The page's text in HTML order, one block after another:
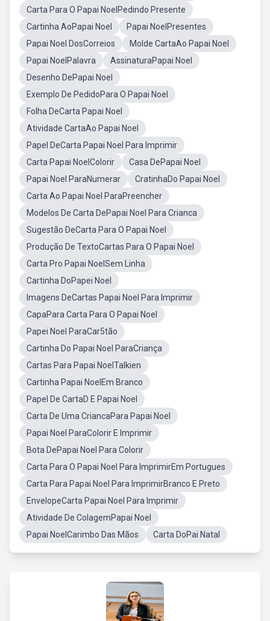
Carta Para O Papai NoelPedindo Presente
Cartinha AoPapai Noel
Papai NoelPresentes
Papai Noel DosCorreios
Molde CartaAo Papai Noel
Papai NoelPalavra
AssinaturaPapai Noel
Desenho DePapai Noel
Exemplo De PedidoPara O Papai Noel
Folha DeCarta Papai Noel
Atividade CartaAo Papai Noel
Papel DeCarta Papai Noel Para Imprimir
Carta Papai NoelColorir
Casa DePapai Noel
Papai Noel ParaNumerar
CratinhaDo Papai Noel
Carta Ao Papai Noel ParaPreencher
Modelos De Carta DePapai Noel Para Crianca
Sugestão DeCarta Para O Papai Noel
Produção De TextoCartas Para O Papai Noel
Carta Pro Papai NoelSem Linha
Cartinha DoPapei Noel
Imagens DeCartas Papai Noel Para Imprimir
CapaPara Carta Para O Papai Noel
Papei Noel ParaCar5tão
Cartinha Do Papai Noel ParaCriança
Cartas Para Papai NoelTalkien
Cartinha Papai NoelEm Branco
Papel De CartaD E Papai Noel
Carta De Uma CriancaPara Papai Noel
Papai Noel ParaColorir E Imprimir
Bota DePapai Noel Para Colorir
Carta Para O Papai Noel Para ImprimirEm Portugues
Carta Para Papai Noel Para ImprimirBranco E Preto
EnvelopeCarta Papai Noel Para Imprimir
Atividade De ColagemPapai Noel
Papai NoelCarimbo Das Mãos
Carta DoPai Natal